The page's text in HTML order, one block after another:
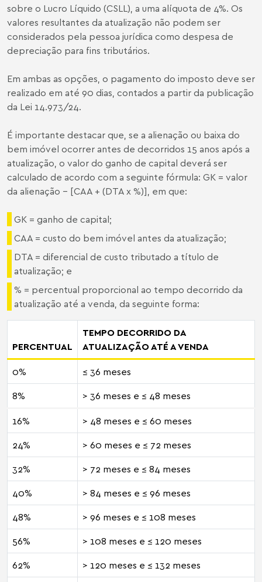
sobre o Lucro Líquido (CSLL), a uma alíquota de 4%. Os
valores resultantes da atualização não podem ser
considerados pela pessoa jurídica como despesa de
depreciação para fins tributários.
Em ambas as opções, o pagamento do imposto deve ser
realizado em até 90 dias, contados a partir da publicação
da Lei 14.973/24.
É importante destacar que, se a alienação ou baixa do
bem imóvel ocorrer antes de decorridos 15 anos após a
atualização, o valor do ganho de capital deverá ser
calculado de acordo com a seguinte fórmula: GK = valor
da alienação - [CAA + (DTA x %)], em que:
GK = ganho de capital;
CAA = custo do bem imóvel antes da atualização;
DTA = diferencial de custo tributado a título de
atualização; e
% = percentual proporcional ao tempo decorrido da
atualização até a venda, da seguinte forma:
PERCENTUAL
TEMPO DECORRIDO DA
ATUALIZAÇÃO ATÉ A VENDA
0% ≤ 36 meses
8% > 36 meses e ≤ 48 meses
16% > 48 meses e ≤ 60 meses
24% > 60 meses e ≤ 72 meses
32% > 72 meses e ≤ 84 meses
40% > 84 meses e ≤ 96 meses
48% > 96 meses e ≤ 108 meses
56% > 108 meses e ≤ 120 meses
62% > 120 meses e ≤ 132 meses